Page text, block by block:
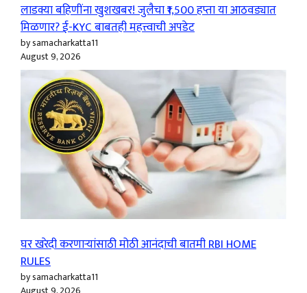
लाडक्या बहिणींना खुशखबर! जुलैचा ₹1,500 हप्ता या आठवड्यात
मिळणार? ई-KYC बाबतही महत्त्वाची अपडेट
by samacharkatta11
August 9, 2026
घर खरेदी करणाऱ्यांसाठी मोठी आनंदाची बातमी RBI HOME
RULES
by samacharkatta11